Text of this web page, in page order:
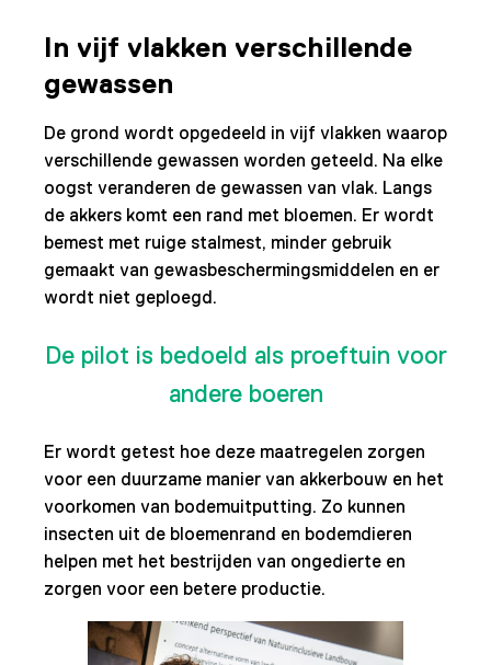
In vijf vlakken verschillende
gewassen
De grond wordt opgedeeld in vijf vlakken waarop
verschillende gewassen worden geteeld. Na elke
oogst veranderen de gewassen van vlak. Langs
de akkers komt een rand met bloemen. Er wordt
bemest met ruige stalmest, minder gebruik
gemaakt van gewasbeschermingsmiddelen en er
wordt niet geploegd.
De pilot is bedoeld als proeftuin voor
andere boeren
Er wordt getest hoe deze maatregelen zorgen
voor een duurzame manier van akkerbouw en het
voorkomen van bodemuitputting. Zo kunnen
insecten uit de bloemenrand en bodemdieren
helpen met het bestrijden van ongedierte en
zorgen voor een betere productie.